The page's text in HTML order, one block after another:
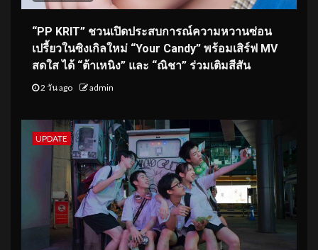
“PP KRIT” ชวนเปิดประสบการณ์ความหวานซ่อน
เปรี้ยวในซิงเกิลใหม่ “Your Candy” พร้อมเสิร์ฟ MV
สดใส ได้ “ต้าเหนิง” และ “ณิชา” ร่วมเติมสีสัน
2 วัน ago admin
UPDATE